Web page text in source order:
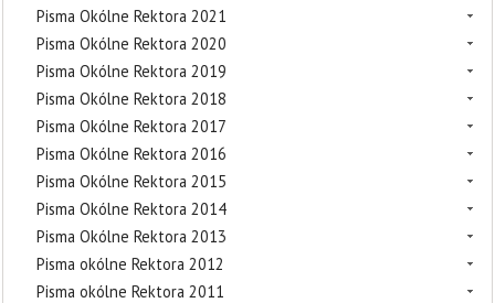
Pisma Okólne Rektora 2021
Pisma Okólne Rektora 2020
Pisma Okólne Rektora 2019
Pisma Okólne Rektora 2018
Pisma Okólne Rektora 2017
Pisma Okólne Rektora 2016
Pisma Okólne Rektora 2015
Pisma Okólne Rektora 2014
Pisma Okólne Rektora 2013
Pisma okólne Rektora 2012
Pisma okólne Rektora 2011